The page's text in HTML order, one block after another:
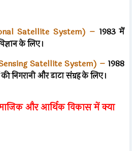
Satellite System) – 1983 में
के लिए।
Satellite System) –1988
निगरानी और डाटा संग्रह के लिए।
और आर्थिक विकास में क्या